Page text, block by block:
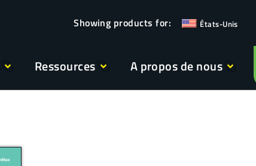
États-Unis
Ressources A propos de nous